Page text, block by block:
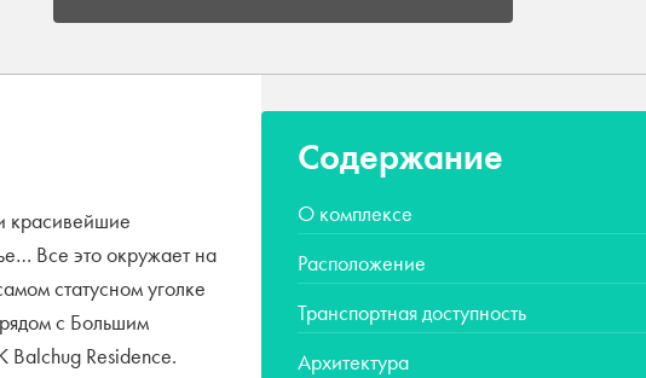
красивейшие
Все это окружает на
статусном уголке
с Большим
Balchug Residence.
Содержание
О комплексе
Расположение
Транспортная доступность
Архитектура